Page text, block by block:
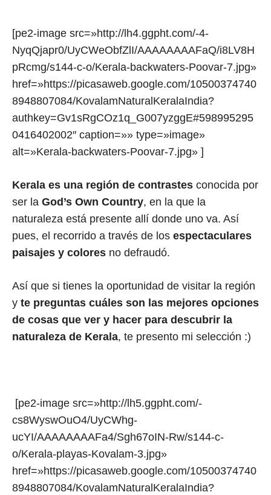
[pe2-image src=»http://lh4.ggpht.com/-4-
NyqQjapr0/UyCWeObfZlI/AAAAAAAAFaQ/i8LV8H
pRcmg/s144-c-o/Kerala-backwaters-Poovar-7.jpg»
href=»https://picasaweb.google.com/10500374740
8948807084/KovalamNaturalKeralaIndia?
authkey=Gv1sRgCOz1q_G007yzggE#598995295
0416402002″ caption=»» type=»image»
alt=»Kerala-backwaters-Poovar-7.jpg» ]
Kerala es una región de contrastes conocida por
ser la God’s Own Country, en la que la
naturaleza está presente allí donde uno va. Así
pues, el recorrido a través de los espectaculares
paisajes y colores no defraudó.
Así que si tienes la oportunidad de visitar la región
y te preguntas cuáles son las mejores opciones
de cosas que ver y hacer para descubrir la
naturaleza de Kerala, te presento mi selección :)
[pe2-image src=»http://lh5.ggpht.com/-
cs8WyswOuO4/UyCWhg-
ucYI/AAAAAAAAFa4/Sgh67oIN-Rw/s144-c-
o/Kerala-playas-Kovalam-3.jpg»
href=»https://picasaweb.google.com/10500374740
8948807084/KovalamNaturalKeralaIndia?